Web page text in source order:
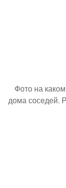
Фото на
дома соседей.